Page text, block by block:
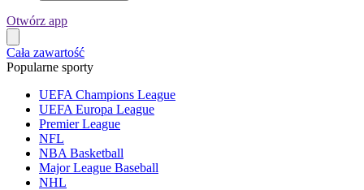
Otwórz app
Cała zawartość
Popularne sporty
UEFA Champions League
UEFA Europa League
Premier League
NFL
NBA Basketball
Major League Baseball
NHL